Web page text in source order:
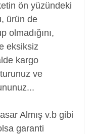
ön yüzündeki
ürün de
olmadığını,
eksiksiz
kargo
ve
Almış v.b gibi
garanti